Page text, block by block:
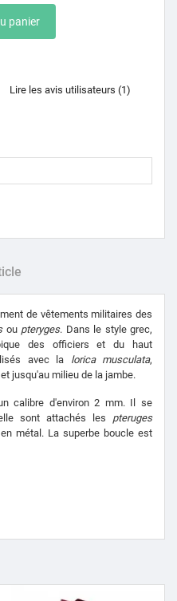
panier
Lire les avis utilisateurs (1)
de vêtements militaires des
ou pteryges. Dans le style grec,
des officiers et du haut
avec la lorica musculata,
jusqu'au milieu de la jambe.
calibre d'environ 2 mm. Il se
sont attachés les pteruges
métal. La superbe boucle est